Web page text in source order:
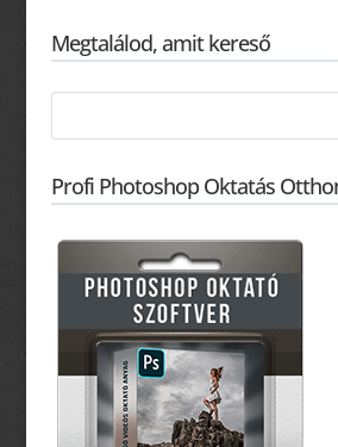
Megtalálod, amit kereső
Profi Photoshop Oktatás